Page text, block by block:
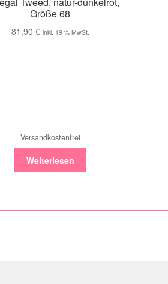
Größe 68
81,90 € inkl. 19 % MwSt.
Versandkostenfrei
Weiterlesen